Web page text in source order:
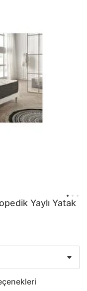
Yaylı Yatak